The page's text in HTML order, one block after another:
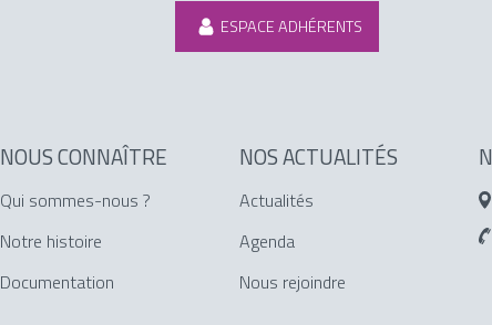
ESPACE ADHÉRENTS
NOUS CONNAÎTRE
Qui sommes-nous ?
Notre histoire
Documentation
NOS ACTUALITÉS
Actualités
Agenda
Nous rejoindre